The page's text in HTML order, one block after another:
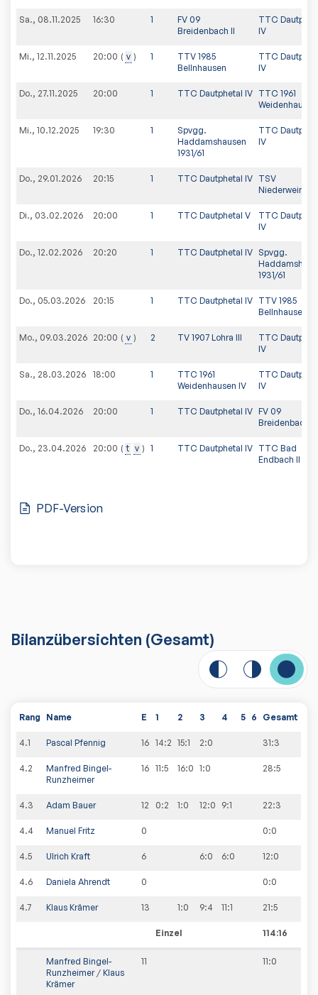
Sa., 08.11.2025 16:30 1
FV 09
Breidenbach II
TTC
IV
Mi., 12.11.2025 20:00 v 1
TTV 1985
Bellnhausen
TTC
IV
Do., 27.11.2025 20:00 1 TTC Dautphetal IV TTC 1961
Mi., 10.12.2025 19:30 1
Spvgg.
Haddamshausen
1931/61
TTC
IV
Do., 29.01.2026 20:15 1 TTC Dautphetal IV TSV
Niederweimar
Di., 03.02.2026 20:00 1 TTC Dautphetal V
TTC
IV
Do., 12.02.2026 20:20 1 TTC Dautphetal IV Spvgg.
1931/61
Do., 05.03.2026 20:15 1 TTC Dautphetal IV TTV 1985
Bellnhausen
Mo., 09.03.2026 20:00 v 2 TV 1907 Lohra III
TTC
IV
Sa., 28.03.2026 18:00 1
TTC 1961
Weidenhausen IV
TTC
IV
Do., 16.04.2026 20:00 1 TTC Dautphetal IV FV 09
Breidenbach II
Do., 23.04.2026 20:00 t v 1 TTC Dautphetal IV TTC Bad
Endbach II
PDF-Version
Bilanzübersichten (Gesamt)
Rang Name E 1 2 3 4 5 6 Gesamt
4.1 Pascal Pfennig 16 14:2 15:1 2:0 31:3
4.2
Manfred Bingel-
Runzheimer
16 11:5 16:0 1:0 28:5
4.3 Adam Bauer 12 0:2 1:0 12:0 9:1 22:3
4.4 Manuel Fritz 0 0:0
4.5 Ulrich Kraft 6 6:0 6:0 12:0
4.6 Daniela Ahrendt 0 0:0
4.7 Klaus Krämer 13 1:0 9:4 11:1 21:5
Einzel 114:16
Manfred Bingel-
Runzheimer/ Klaus
Krämer
11 11:0